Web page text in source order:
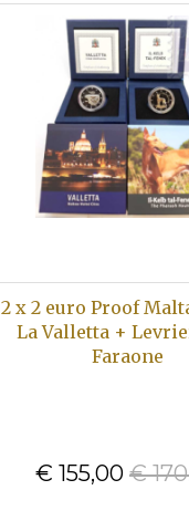
2 x 2 euro Proof
La Valletta +
Faraone
€ 155,00 €